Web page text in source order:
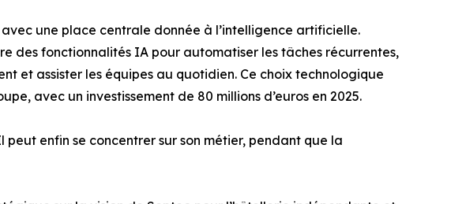
une place centrale donnée à l’intelligence artificielle.
des fonctionnalités IA pour automatiser les tâches récurrentes,
et assister les équipes au quotidien. Ce choix technologique
avec un investissement de 80 millions d’euros en 2025.
enfin se concentrer sur son métier, pendant que la